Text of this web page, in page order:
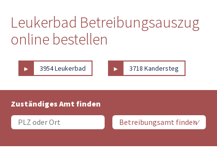
Leukerbad Betreibungsauszug
online bestellen
▸ 3954 Leukerbad ▸ 3718 Kandersteg
Zuständiges Amt finden